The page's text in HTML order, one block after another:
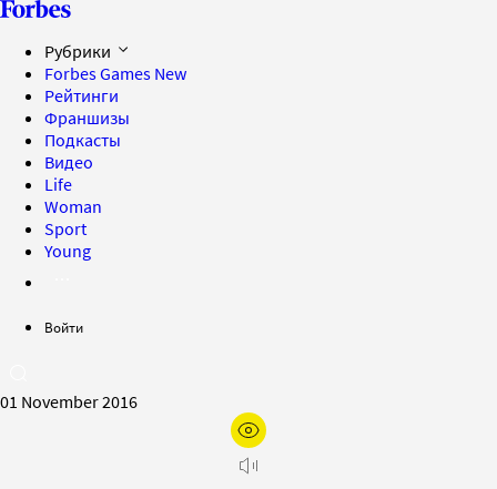
Рубрики
Forbes Games New
Рейтинги
Франшизы
Подкасты
Видео
Life
Woman
Sport
Young
Войти
01 November 2016